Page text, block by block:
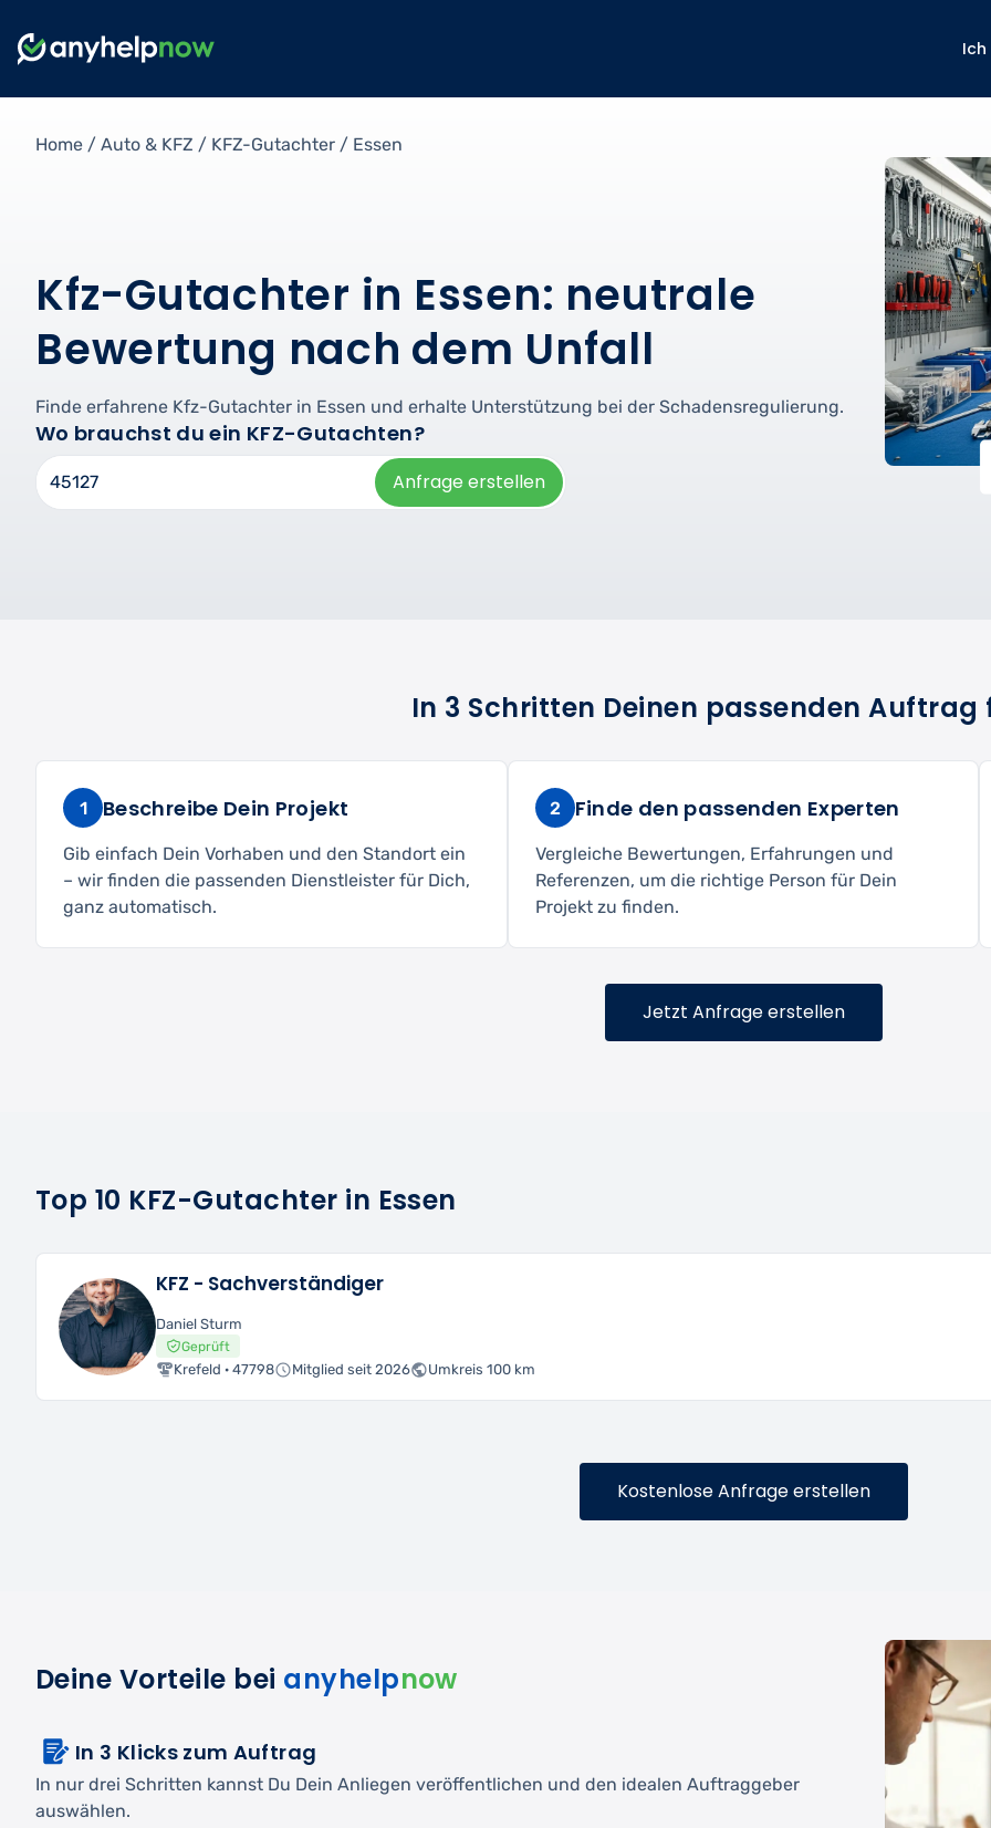
Ich
Home / Auto & KFZ / KFZ-Gutachter / Essen
Kfz-Gutachter in Essen: neutrale
Bewertung nach dem Unfall
Finde erfahrene Kfz-Gutachter in Essen und erhalte Unterstützung bei der Schadensregulierung.
Wo brauchst du ein KFZ-Gutachten?
Anfrage erstellen
In 3 Schritten Deinen passenden Auftrag
1 Beschreibe Dein Projekt
Gib einfach Dein Vorhaben und den Standort ein
– wir finden die passenden Dienstleister für Dich,
ganz automatisch.
2 Finde den passenden Experten
Vergleiche Bewertungen, Erfahrungen und
Referenzen, um die richtige Person für Dein
Projekt zu finden.
Jetzt Anfrage erstellen
Top 10 KFZ-Gutachter in Essen
KFZ - Sachverständiger
Daniel Sturm
Geprüft
Krefeld · 47798 Mitglied seit 2026 Umkreis 100 km
Kostenlose Anfrage erstellen
Deine Vorteile bei anyhelpnow
In 3 Klicks zum Auftrag
In nur drei Schritten kannst Du Dein Anliegen veröffentlichen und den idealen Auftraggeber
auswählen.